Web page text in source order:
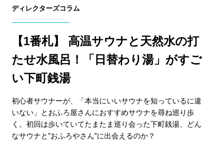
ディレクターズコラム
【1番札】 高温サウナと天然水の打
たせ水風呂！「日替わり湯」がすご
い下町銭湯
初心者サウナーが、「本当にいいサウナを知っているに違
いない」とおふろ屋さんにおすすめサウナを尋ね巡り歩
く。初回は歩いていてたまたま巡り会った下町銭湯、どん
なサウナと”おふろやさん”に出会えるのか？